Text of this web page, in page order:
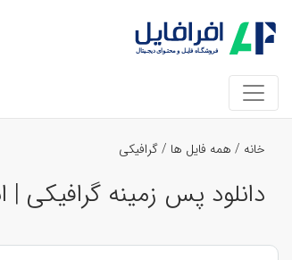
خانه / همه فایل ها /گرافیکی
دانلود پس زمینه گرافیکی |